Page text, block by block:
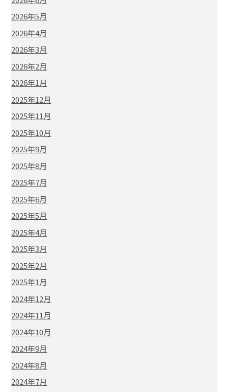
2026年5月
2026年4月
2026年3月
2026年2月
2026年1月
2025年12月
2025年11月
2025年10月
2025年9月
2025年8月
2025年7月
2025年6月
2025年5月
2025年4月
2025年3月
2025年2月
2025年1月
2024年12月
2024年11月
2024年10月
2024年9月
2024年8月
2024年7月